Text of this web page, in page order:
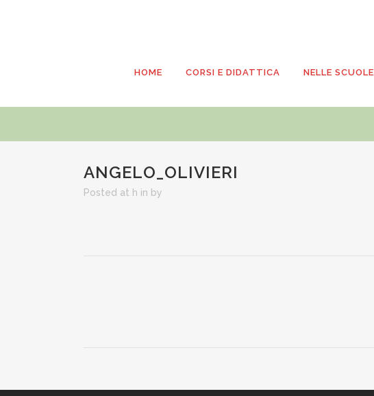
HOME CORSI E DIDATTICA NELLE SCUOLE
ANGELO_OLIVIERI
Posted at h in by